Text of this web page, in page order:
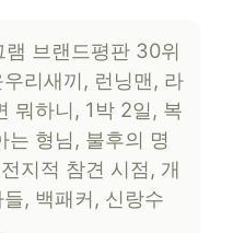
브랜드평판 30위
리새끼, 런닝맨, 라
뭐하니, 1박 2일, 복
는 형님, 불후의 명
지적 참견 시점, 개
, 백패커, 신랑수